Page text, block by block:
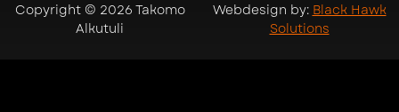
Copyright © 2026 Takomo
Alkutuli
Webdesign by: Black Hawk
Solutions